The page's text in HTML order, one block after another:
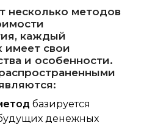
базируется
денежных
несколько методов
каждый
имеет свои
и особенности.